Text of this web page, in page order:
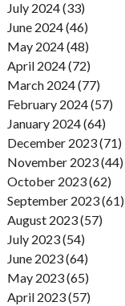
July 2024 (33)
June 2024 (46)
May 2024 (48)
April 2024 (72)
March 2024 (77)
February 2024 (57)
January 2024 (64)
December 2023 (71)
November 2023 (44)
October 2023 (62)
September 2023 (61)
August 2023 (57)
July 2023 (54)
June 2023 (64)
May 2023 (65)
April 2023 (57)